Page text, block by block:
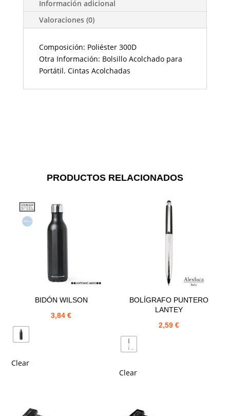
Información adicional
Valoraciones (0)
Composición: Poliéster 300D
Otra Información: Bolsillo Acolchado para
Portátil. Cintas Acolchadas
PRODUCTOS RELACIONADOS
BIDÓN WILSON
3,84€
Clear
BOLÍGRAFO PUNTERO
LANTEY
2,59 €
Clear